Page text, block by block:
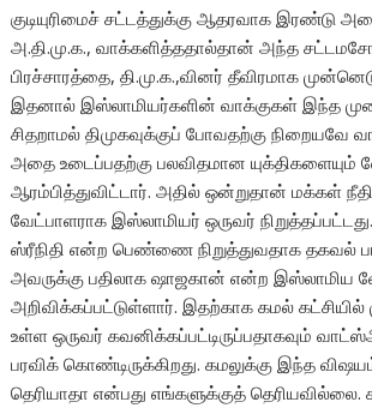
குடியுரிமைச் சட்டத்துக்கு ஆதரவாக இரண்டு
அ.தி.மு.க., வாக்களித்ததால்தான் அந்த
பிரச்சாரத்தை, தி.மு.க.,வினர் தீவிரமாக
இதனால் இஸ்லாமியர்களின் வாக்குகள் இந்த
சிதறாமல் திமுகவுக்குப் போவதற்கு நிறையவே
அதை உடைப்பதற்கு பலவிதமான
ஆரம்பித்துவிட்டார். அதில் ஒன்றுதான் மக்கள்
வேட்பாளராக இஸ்லாமியர் ஒருவர்
ஸ்ரீநிதி என்ற பெண்ணை நிறுத்துவதாக தகவல்
அவருக்கு பதிலாக ஷாஜகான் என்ற இஸ்லாமிய
அறிவிக்கப்பட்டுள்ளார். இதற்காக கமல் கட்சியில்
உள்ள ஒருவர் கவனிக்கப்பட்டிருப்பதாகவும்
பரவிக் கொண்டிருக்கிறது. கமலுக்கு இந்த
தெரியாதா என்பது எங்களுக்குத் தெரியவில்லை.